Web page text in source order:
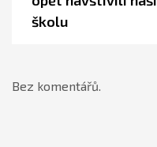
školu
Bez komentářů.